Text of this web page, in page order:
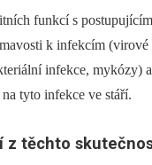
funkcí s
k infekcím (virové
infekce, mykózy)
tyto infekce ve stáří.
z těchto